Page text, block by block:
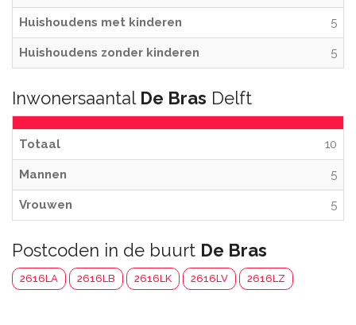
Huishoudens met kinderen 5
Huishoudens zonder kinderen 5
Inwonersaantal De Bras Delft
Totaal 10
Mannen 5
Vrouwen 5
Postcoden in de buurt De Bras
2616LA 2616LB 2616LK 2616LV 2616LZ